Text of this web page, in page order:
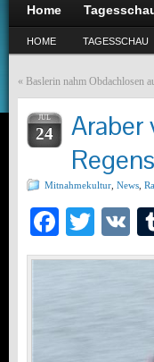
Home
HOME TAGESSCHAU
« Baslerin nahm Obdachlosen
JUL
24
Araber
Mitnahmekultur News